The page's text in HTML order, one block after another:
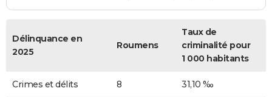
Délinquance en
2025
Roumens
Taux de
criminalité pour
1 000 habitants
Crimes et délits 8 31,10 ‰